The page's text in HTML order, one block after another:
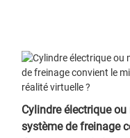
Cylindre électrique
système de freinage